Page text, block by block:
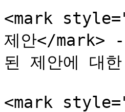
<mark
제안</mark>
된 제안에 대
<mark